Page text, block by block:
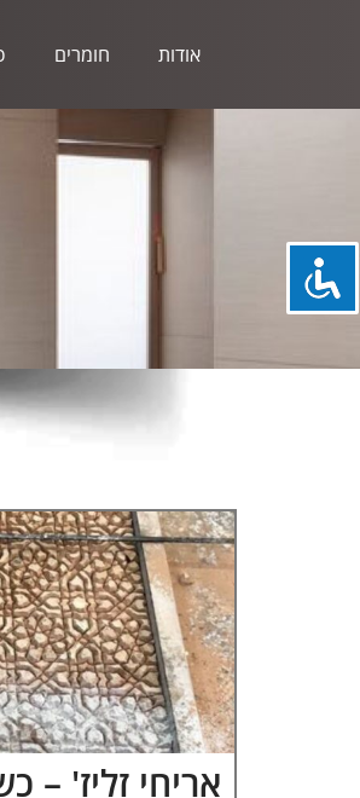
אודות חומרים
אריחי זליז' –